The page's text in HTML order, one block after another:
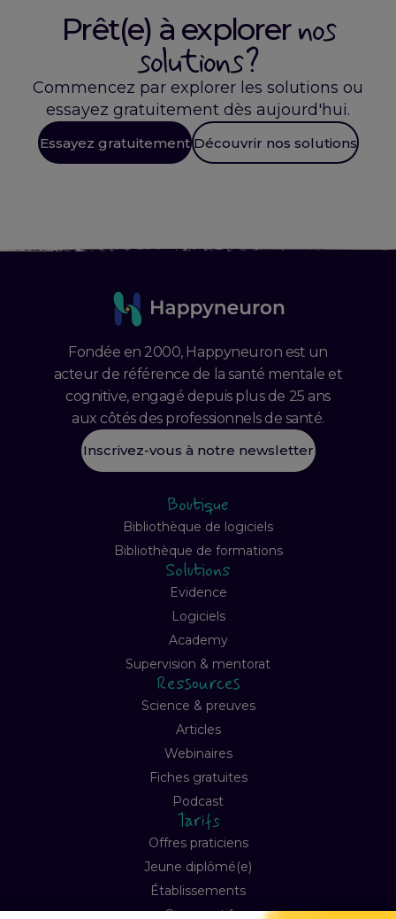
Prêt(e) à explorernos
solutions ?
Commencez par explorer les solutions ou
essayez gratuitement dès aujourd'hui.
Essayez gratuitement Découvrir nos solutions
Fondée en 2000, Happyneuron est un
acteur de référence de la santé mentale et
cognitive, engagé depuis plus de 25 ans
aux côtés des professionnels de santé.
Inscrivez-vous à notre newsletter
Boutique
Bibliothèque de logiciels
Bibliothèque de formations
Solutions
Evidence
Logiciels
Academy
Supervision & mentorat
Ressources
Science & preuves
Articles
Webinaires
Fiches gratuites
Podcast
Tarifs
Offres praticiens
Jeune diplômé(e)
Établissements
Comparatif